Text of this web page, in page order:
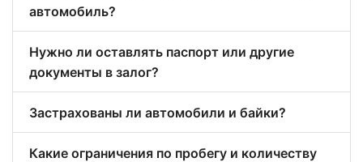
автомобиль?
Нужно ли оставлять паспорт или другие
документы в залог?
Застрахованы ли автомобили и байки?
Какие ограничения по пробегу и количеству